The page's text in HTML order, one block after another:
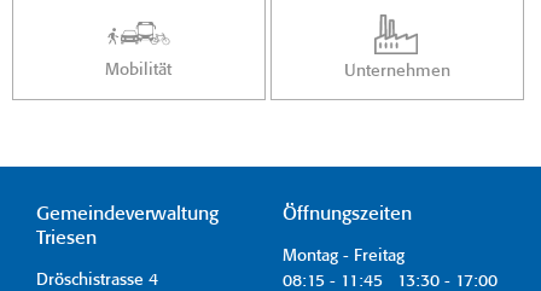
Mobilität Unternehmen
Gemeindeverwaltung
Triesen
Dröschistrasse 4
Öffnungszeiten
Montag - Freitag
08:15 - 11:45 13:30 - 17:00